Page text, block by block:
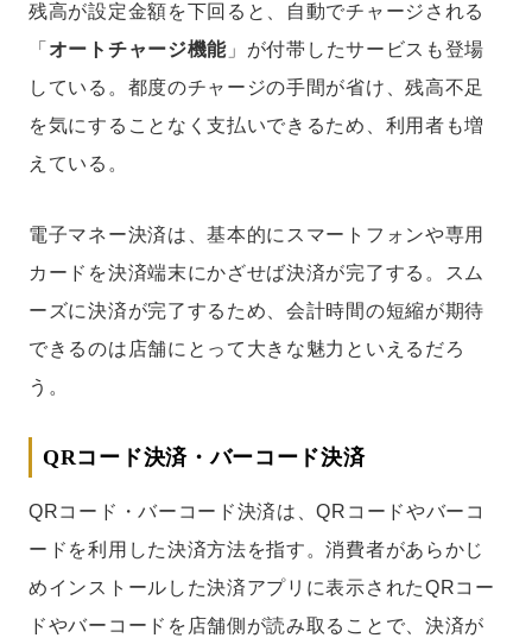
残高が設定金額を下回ると、自動でチャージされる
「 オートチャージ機能 」が付帯したサービスも登場
している。都度のチャージの手間が省け、残高不足
を気にすることなく支払いできるため、利用者も増
えている。
電子マネー決済は、基本的にスマートフォンや専用
カードを決済端末にかざせば決済が完了する。スム
ーズに決済が完了するため、会計時間の短縮が期待
できるのは店舗にとって大きな魅力といえるだろ
う。
QRコード決済・バーコード決済
QRコード・バーコード決済は、QRコードやバーコ
ードを利用した決済方法を指す。消費者があらかじ
めインストールした決済アプリに表示されたQRコー
ドやバーコードを店舗側が読み取ることで、決済が